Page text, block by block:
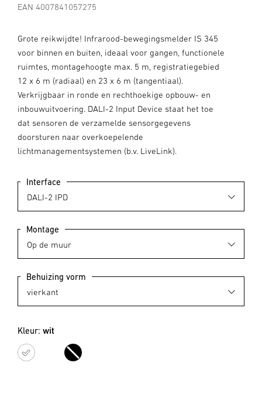
EAN 4007841057275
Grote reikwijdte! Infrarood-bewegingsmelder IS 345
voor binnen en buiten, ideaal voor gangen, functionele
ruimtes, montagehoogte max. 5 m, registratiegebied
12 x 6 m (radiaal) en 23 x 6 m (tangentiaal).
Verkrijgbaar in ronde en rechthoekige opbouw- en
inbouwuitvoering. DALI-2 Input Device staat het toe
dat sensoren de verzamelde sensorgegevens
doorsturen naar overkoepelende
lichtmanagementsystemen (b.v. LiveLink).
Interface
Montage
Behuizing vorm
Kleur: wit
wit zwart